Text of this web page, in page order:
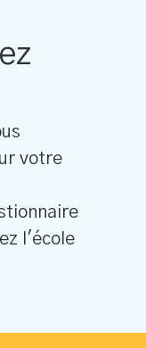
votre
l'école